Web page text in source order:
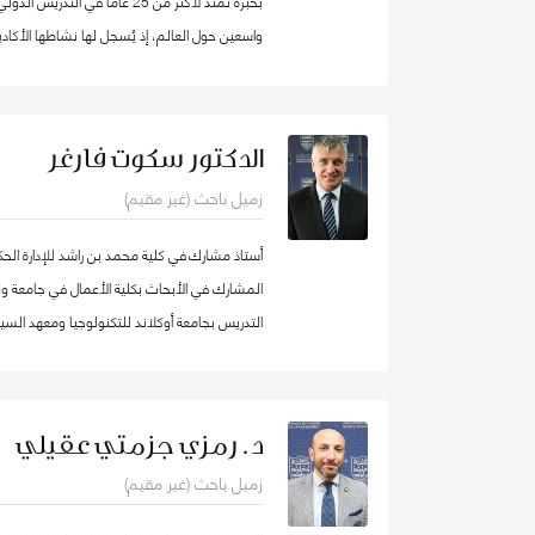
واسعين حول العالم، إذ يُسجل لها نشاطها
الدكتور سكوت فارغر
زميل باحث (غير مقيم)
أستاذ مشارك في كلية محمد بن راشد للإدارة
المشارك في الأبحاث بكلية الأعمال في
التدريس بجامعة أوكلاند للتكنولوجيا ومعهد
د. رمزي جزمتي عقيلي
زميل باحث (غير مقيم)